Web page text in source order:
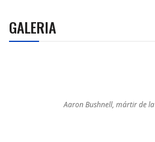
GALERIA
Aaron Bushnell, mártir de